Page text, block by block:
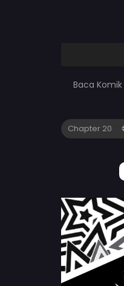
Baca Komik